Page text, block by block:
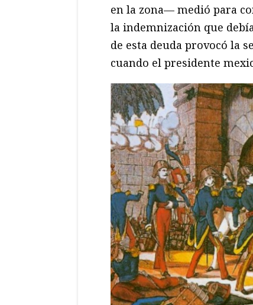
en la zona— medió para
la indemnización que
de esta deuda provocó la
cuando el presidente